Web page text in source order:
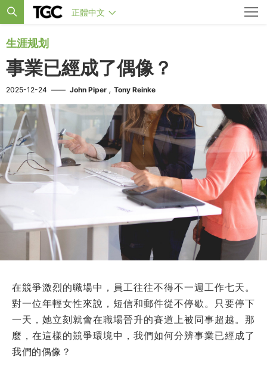
正體中文
生涯规划
事業已經成了偶像？
2025-12-24 —— John Piper , Tony Reinke
在競爭激烈的職場中，員工往往不得不一週工作七天。
對一位年輕女性來說，短信和郵件從不停歇。只要停下
一天，她立刻就會在職場晉升的賽道上被同事超越。那
麼，在這樣的競爭環境中，我們如何分辨事業已經成了
我們的偶像？